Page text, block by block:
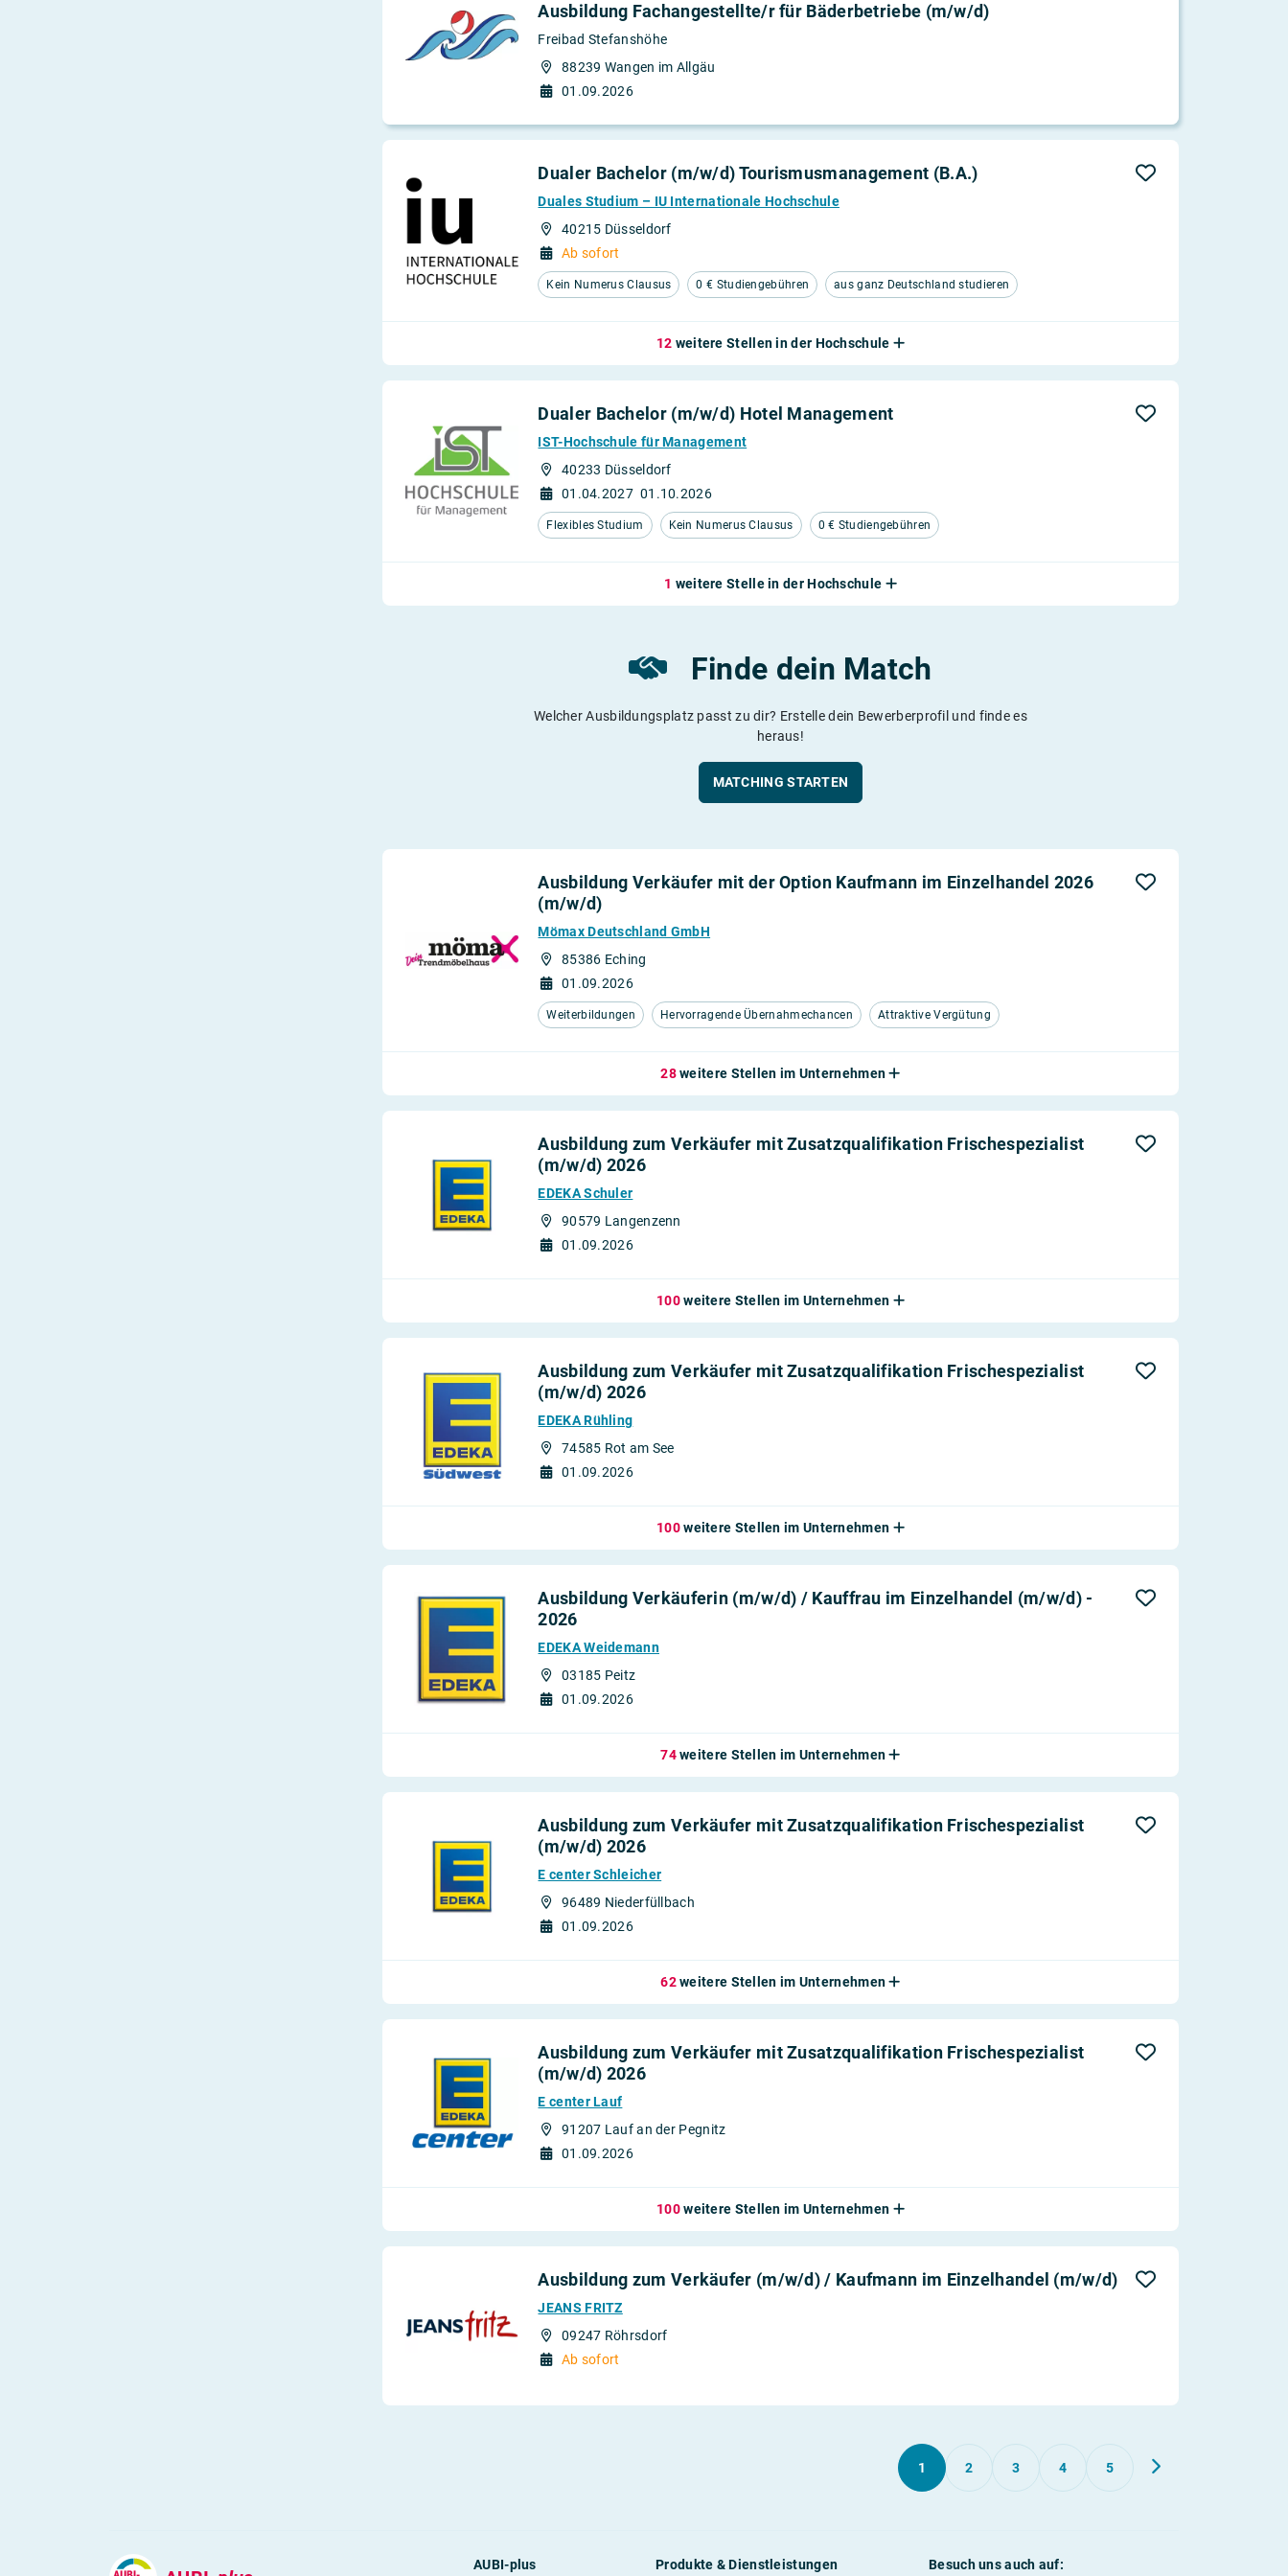
Handwerk und Produktion
Ausbildung Fachangestellte/r für Bäderbetriebe (m/w/d)
Freibad Stefanshöhe
88239 Wangen im Allgäu
01.09.2026
Dualer Bachelor (m/w/d) Tourismusmanagement (B.A.)
Duales Studium – IU Internationale Hochschule
40215 Düsseldorf
Ab sofort
Kein Numerus Clausus 0 € Studiengebühren aus ganz Deutschland studieren
12 weitere Stellen in der Hochschule
Dualer Bachelor (m/w/d) Hotel Management
IST-Hochschule für Management
40233 Düsseldorf
01.04.2027 01.10.2026
Flexibles Studium Kein Numerus Clausus 0 € Studiengebühren
1 weitere Stelle in der Hochschule
Finde dein Match
Welcher Ausbildungsplatz passt zu dir? Erstelle dein Bewerberprofil und finde es
heraus!
MATCHING STARTEN
Ausbildung Verkäufer mit der Option Kaufmann im Einzelhandel 2026
(m/w/d)
Mömax Deutschland GmbH
85386 Eching
01.09.2026
Weiterbildungen Hervorragende Übernahmechancen Attraktive Vergütung
28weitere Stellen im Unternehmen
Ausbildung zum Verkäufer mit Zusatzqualifikation Frischespezialist
(m/w/d) 2026
EDEKA Schuler
90579 Langenzenn
01.09.2026
100weitere Stellen im Unternehmen
Ausbildung zum Verkäufer mit Zusatzqualifikation Frischespezialist
(m/w/d) 2026
EDEKA Rühling
74585 Rot am See
01.09.2026
100weitere Stellen im Unternehmen
Ausbildung Verkäuferin (m/w/d) / Kauffrau im Einzelhandel (m/w/d) -
2026
EDEKA Weidemann
03185 Peitz
01.09.2026
74weitere Stellen im Unternehmen
Ausbildung zum Verkäufer mit Zusatzqualifikation Frischespezialist
(m/w/d) 2026
E center Schleicher
96489 Niederfüllbach
01.09.2026
62weitere Stellen im Unternehmen
Ausbildung zum Verkäufer mit Zusatzqualifikation Frischespezialist
(m/w/d) 2026
E center Lauf
91207 Lauf an der Pegnitz
01.09.2026
100weitere Stellen im Unternehmen
Ausbildung zum Verkäufer (m/w/d) / Kaufmann im Einzelhandel (m/w/d)
JEANS FRITZ
09247 Röhrsdorf
Ab sofort
1 2 3 4 5
AUBI-plus Produkte & Dienstleistungen Besuch uns auch auf: